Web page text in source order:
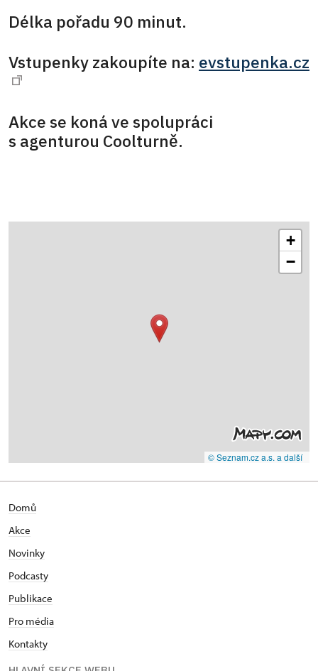
Délka pořadu 90 minut.
Vstupenky zakoupíte na: evstupenka.cz
Akce se koná ve spolupráci
s agenturou Coolturně.
+
−
© Seznam.cz a.s. a další
Domů
Akce
Novinky
Podcasty
Publikace
Pro média
Kontakty